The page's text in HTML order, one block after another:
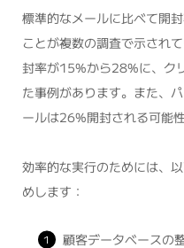
標準的なメールに比べて開
ことが複数の調査で示され
封率が15%から28%に、ク
た事例があります。また、
ールは26%開封される可能
効率的な実行のためには、
めします：
顧客データベースの